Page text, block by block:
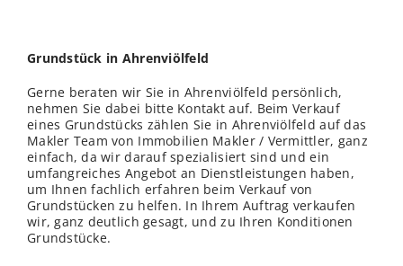
Grundstück in Ahrenviölfeld
Gerne beraten wir Sie in Ahrenviölfeld persönlich,
nehmen Sie dabei bitte Kontakt auf. Beim Verkauf
eines Grundstücks zählen Sie in Ahrenviölfeld auf das
Makler Team von Immobilien Makler / Vermittler, ganz
einfach, da wir darauf spezialisiert sind und ein
umfangreiches Angebot an Dienstleistungen haben,
um Ihnen fachlich erfahren beim Verkauf von
Grundstücken zu helfen. In Ihrem Auftrag verkaufen
wir, ganz deutlich gesagt, und zu Ihren Konditionen
Grundstücke.